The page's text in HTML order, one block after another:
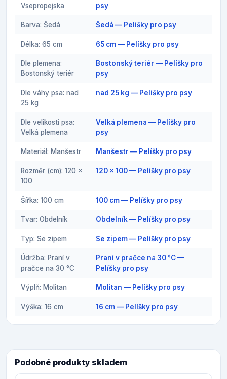
Vsepropejska
psy
Barva: Šedá Šedá — Pelíšky pro psy
Délka: 65 cm 65 cm — Pelíšky pro psy
Dle plemena:
Bostonský teriér
Bostonský teriér — Pelíšky pro
psy
Dle váhy psa: nad
25 kg
nad 25 kg — Pelíšky pro psy
Dle velikosti psa:
Velká plemena
Velká plemena — Pelíšky pro
psy
Materiál: Manšestr Manšestr — Pelíšky pro psy
Rozměr (cm): 120 x
100
120 x 100 — Pelíšky pro psy
Šířka: 100 cm 100 cm — Pelíšky pro psy
Tvar: Obdelník Obdelník — Pelíšky pro psy
Typ: Se zipem Se zipem — Pelíšky pro psy
Údržba: Praní v
pračce na 30 °C
Praní v pračce na 30 °C —
Pelíšky pro psy
Výplň: Molitan Molitan — Pelíšky pro psy
Výška: 16 cm 16 cm — Pelíšky pro psy
Podobné produkty skladem